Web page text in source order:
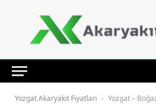
Yozgat Akaryakıt Fiyatları - Yozgat –